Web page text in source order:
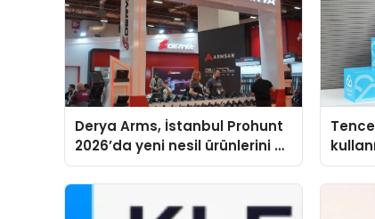
Derya Arms, İstanbul Prohunt
2026’da yeni nesil ürünlerini ve
global marka vizyonunu
sergiledi